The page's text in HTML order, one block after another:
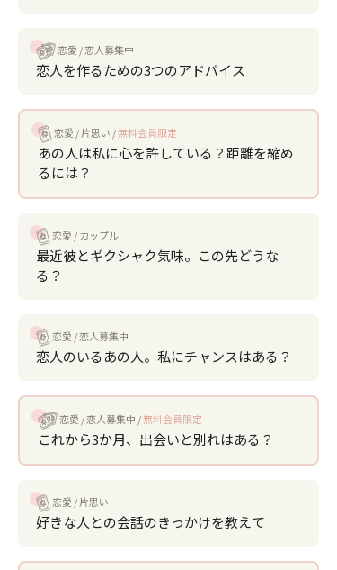
恋愛 恋人募集中
恋人を作るための3つのアドバイス
恋愛 片思い 無料会員限定
あの人は私に心を許している？距離を縮め
るには？
恋愛 カップル
最近彼とギクシャク気味。この先どうな
る？
恋愛 恋人募集中
恋人のいるあの人。私にチャンスはある？
恋愛 恋人募集中 無料会員限定
これから3か月、出会いと別れはある？
恋愛 片思い
好きな人との会話のきっかけを教えて